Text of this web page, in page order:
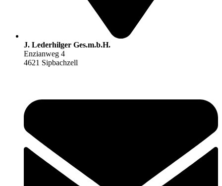
J. Lederhilger Ges.m.b.H.
Enzianweg 4
4621 Sipbachzell